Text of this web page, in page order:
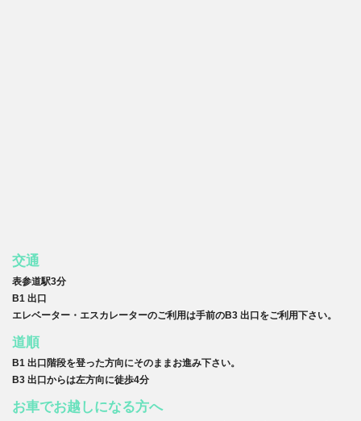
交通
表参道駅3分
B1 出口
エレベーター・エスカレーターのご利用は手前のB3 出口をご利用下さい。
道順
B1 出口階段を登った方向にそのままお進み下さい。
B3 出口からは左方向に徒歩4分
お車でお越しになる方へ